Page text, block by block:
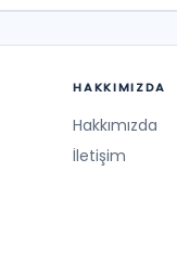
HAKKIMIZDA
Hakkımızda
İletişim